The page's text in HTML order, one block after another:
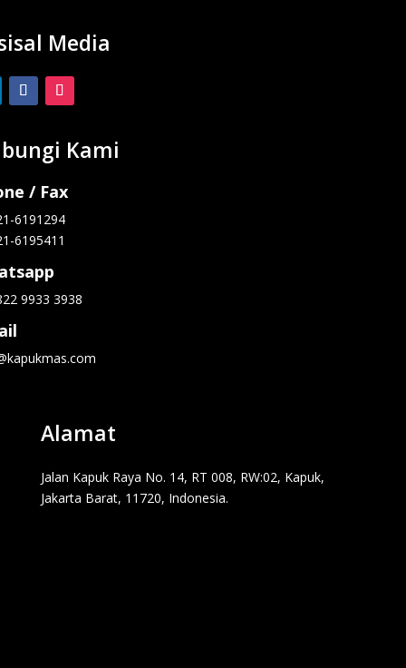
Media
Kami
/ Fax
6191294
6195411
9933 3938
Alamat
Jalan Kapuk Raya No. 14, RT 008, RW:02, Kapuk,
Jakarta Barat, 11720, Indonesia.